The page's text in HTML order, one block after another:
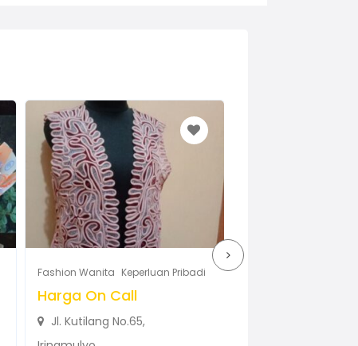
Fashion Wanita Keperluan Pribadi
Harga On Call
Jl. Kutilang No.65,